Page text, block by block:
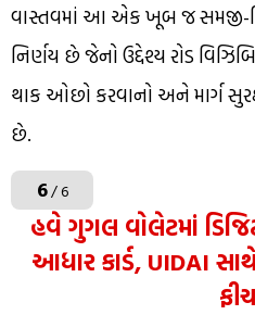
વાસ્તવમાં આ એક ખૂબ જ સમજી-
નિર્ણય છે જેનો ઉદ્દેશ્ય રોડ
થાક ઓછો કરવાનો અને માર્ગ
છે.
6/ 6
હવે ગુગલ વોલેટમાં
આધાર કાર્ડ, UIDAI